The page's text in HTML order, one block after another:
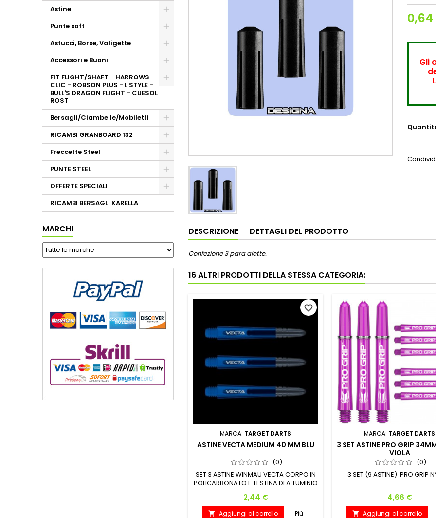
Astine
Punte soft
Astucci, Borse, Valigette
Accessori e Buoni
FIT FLIGHT/SHAFT - HARROWS
CLIC - ROBSON PLUS - L STYLE -
BULL'S DRAGON FLIGHT - CUESOL
ROST
Bersagli/Ciambelle/Mobiletti
RICAMBI GRANBOARD 132
Freccette Steel
PUNTE STEEL
OFFERTE SPECIALI
RICAMBI BERSAGLI KARELLA
MARCHI
Gli
Condividi
DESCRIZIONE DETTAGLI DEL PRODOTTO
Confezione 3 para alette.
16 ALTRI PRODOTTI DELLA STESSA CATEGORIA:
MARCA: TARGET DARTS
ASTINE VECTA MEDIUM 40 MM BLU
(0)
SET 3 ASTINE WINMAU VECTA CORPO IN
POLICARBONATO E TESTINA DI ALLUMINIO
Prezzo
2,44 €
 Aggiungi al carrello Più
favorite_border
MARCA: TARGET DARTS
3 SET ASTINE PRO GRIP
VIOLA
(0)
3 SET (9 ASTINE) PRO GRIP
Prezzo
4,66 €
 Aggiungi al carrello